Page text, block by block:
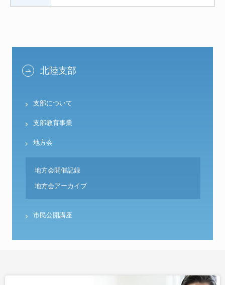
北陸支部
支部について
支部教育事業
地方会
地方会開催記録
地方会アーカイブ
市民公開講座